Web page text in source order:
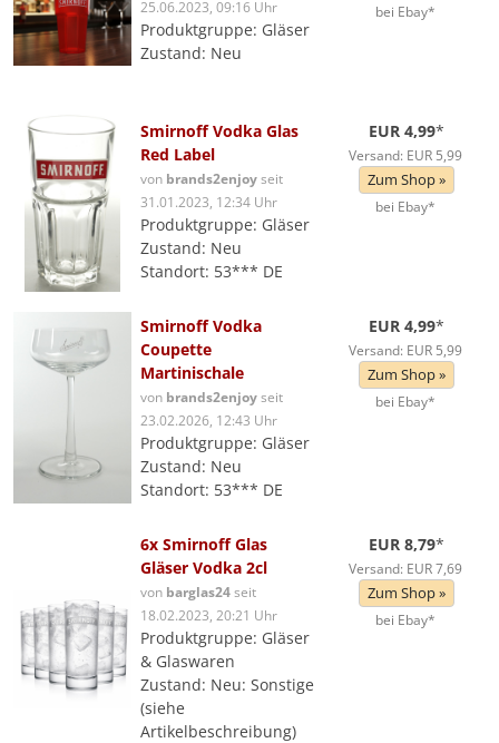
25.06.2023, 09:16 Uhr
Produktgruppe: Gläser
Zustand: Neu
bei Ebay*
Smirnoff Vodka Glas
Red Label
von brands2enjoyseit
31.01.2023, 12:34 Uhr
Produktgruppe: Gläser
Zustand: Neu
Standort: 53*** DE
EUR 4,99*
Versand: EUR 5,99
Zum Shop »
bei Ebay*
Smirnoff Vodka
Coupette
Martinischale
von brands2enjoyseit
23.02.2026, 12:43 Uhr
Produktgruppe: Gläser
Zustand: Neu
Standort: 53*** DE
EUR 4,99*
Versand: EUR 5,99
Zum Shop »
bei Ebay*
6x Smirnoff Glas
Gläser Vodka 2cl
von barglas24seit
18.02.2023, 20:21 Uhr
Produktgruppe: Gläser
& Glaswaren
Zustand: Neu: Sonstige
(siehe
Artikelbeschreibung)
EUR 8,79*
Versand: EUR 7,69
Zum Shop »
bei Ebay*